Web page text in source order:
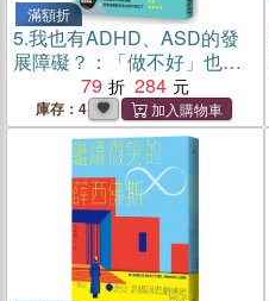
滿額折
5.我也有ADHD、ASD的發
展障礙？：「做不好」也會
79 284
庫存：4